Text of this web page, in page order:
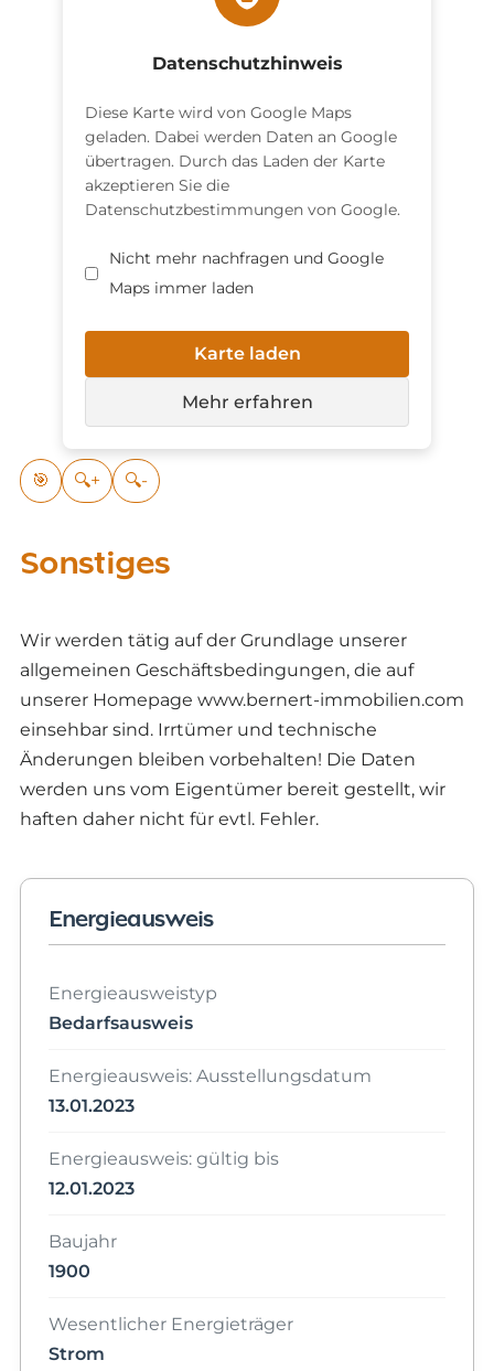
Datenschutzhinweis
Diese Karte wird von Google Maps
geladen. Dabei werden Daten an Google
übertragen. Durch das Laden der Karte
akzeptieren Sie die
Datenschutzbestimmungen von Google.
Nicht mehr nachfragen und Google
Maps immer laden
Karte laden
Mehr erfahren
🎯 🔍+ 🔍-
Sonstiges
Wir werden tätig auf der Grundlage unserer
allgemeinen Geschäftsbedingungen, die auf
unserer Homepage www.bernert-immobilien.com
einsehbar sind. Irrtümer und technische
Änderungen bleiben vorbehalten! Die Daten
werden uns vom Eigentümer bereit gestellt, wir
haften daher nicht für evtl. Fehler.
Energieausweis
Energieausweistyp
Bedarfsausweis
Energieausweis: Ausstellungsdatum
13.01.2023
Energieausweis: gültig bis
12.01.2023
Baujahr
1900
Wesentlicher Energieträger
Strom